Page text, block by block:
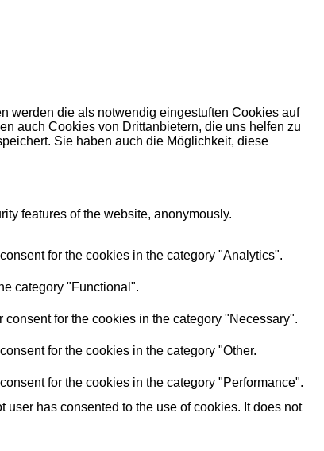
werden die als notwendig eingestuften Cookies auf
auch Cookies von Drittanbietern, die uns helfen zu
Sie haben auch die Möglichkeit, diese
features of the website, anonymously.
for the cookies in the category "Analytics".
category "Functional".
for the cookies in the category "Necessary".
for the cookies in the category "Other.
for the cookies in the category "Performance".
has consented to the use of cookies. It does not